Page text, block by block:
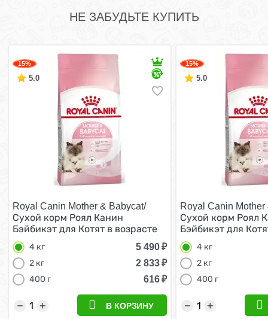
НЕ ЗАБУДЬТЕ КУПИТЬ
15%
5.0
Royal Canin Mother & Babycat/
Сухой корм Роял Канин
Бэйбикэт для Котят в возрасте
от 1 до 4 месяцев 4 кг
4 кг 5 490₽
2 кг
2 833₽
400 г
616₽
+
− В КОРЗИНУ
15%
5.0
Royal Canin Mother
Сухой корм Роял
Бэйбикэт для
от 1 до 4 месяцев
4 кг
2 кг
400 г
+
−